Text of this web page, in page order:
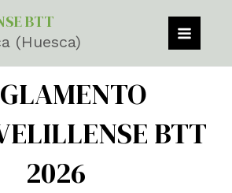
BTT
(Huesca)
MAIN
BTT
2026